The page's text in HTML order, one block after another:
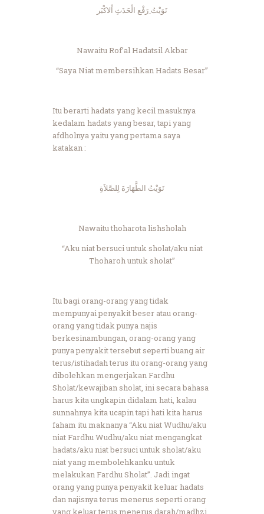
نَوَيْتُ ِرَفْع الْحَدَثِ اْلاكْبَر
Nawaitu Rof’al Hadatsil Akbar
“Saya Niat membersihkan Hadats Besar”
Itu berarti hadats yang kecil masuknya
kedalam hadats yang besar, tapi yang
afdholnya yaitu yang pertama saya
katakan :
نَوَيْتُ الطَّهَارَةَ لِلصَّلاَةِ
Nawaitu thoharota lishsholah
“Aku niat bersuci untuk sholat/aku niat
Thoharoh untuk sholat”
Itu bagi orang-orang yang tidak
mempunyai penyakit beser atau orang-
orang yang tidak punya najis
berkesinambungan, orang-orang yang
punya penyakit tersebut seperti buang air
terus/istihadah terus itu orang-orang yang
dibolehkan mengerjakan Fardhu
Sholat/kewajiban sholat, ini secara bahasa
harus kita ungkapin didalam hati, kalau
sunnahnya kita ucapin tapi hati kita harus
faham itu maknanya “Aku niat Wudhu/aku
niat Fardhu Wudhu/aku niat mengangkat
hadats/aku niat bersuci untuk sholat/aku
niat yang membolehkanku untuk
melakukan Fardhu Sholat”. Jadi ingat
orang yang punya penyakit keluar hadats
dan najisnya terus menerus seperti orang
yang keluar terus menerus darah/madhzi.